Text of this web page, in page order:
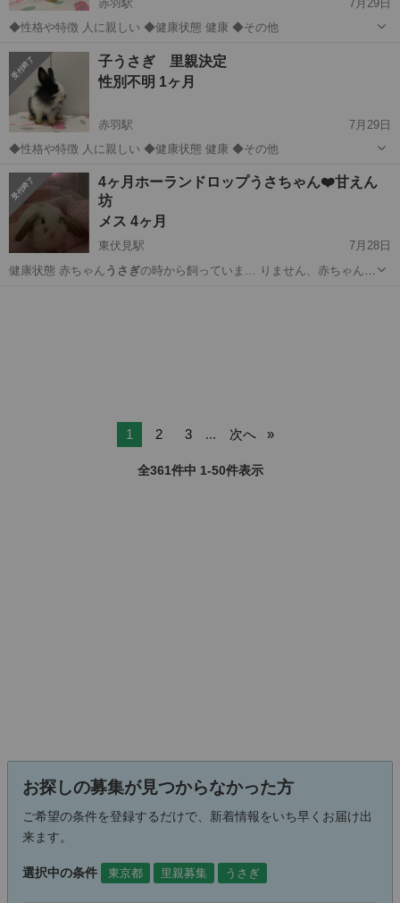
赤羽駅
7月29日
◆性格や特徴 人に親しい ◆健康状態 健康 ◆その他
東京 北区 赤羽駅 その他 うさぎ
子うさぎ 里親決定
性別不明 1ヶ月
赤羽駅
7月29日
◆性格や特徴 人に親しい ◆健康状態 健康 ◆その他
東京 北区 赤羽駅 その他 ウサギ
4ヶ月ホーランドロップうさちゃん❤️甘えん
坊
メス 4ヶ月
東伏見駅
7月28日
健康状態 赤ちゃん うさぎの時から飼っていま… りません、赤ちゃん
1 2 3 ... 次へ
全361件中 1-50件表示
お探しの募集が見つからなかった方
ご希望の条件を登録するだけで、新着情報をいち早くお届け出
来ます。
選択中の条件 東京都 里親募集 うさぎ